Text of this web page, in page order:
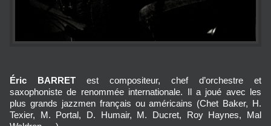
Éric BARRET est compositeur, chef d’orchestre et
saxophoniste de renommée internationale. Il a joué avec les
plus grands jazzmen français ou américains (Chet Baker, H.
Texier, M. Portal, D. Humair, M. Ducret, Roy Haynes, Mal